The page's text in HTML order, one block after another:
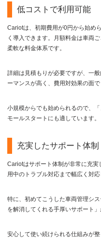
低コストで利用可能
Cariotは、初期費用が0円から始め
く導入できます。月額料金は車両
柔軟な料金体系です。
詳細は見積もりが必要ですが、一
ーマンスが高く、費用対効果の面で
小規模からでも始められるので、
モールスタートにも適しています。
充実したサポート体制
Cariotはサポート体制が非常に充
用中のトラブル対応まで幅広く対応
特に、初めてこうした車両管理シ
を解消してくれる手厚いサポート
安心して使い続けられる仕組みが